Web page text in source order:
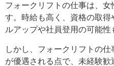
フォークリフトの仕事は、
す。時給も高く、資格の取
ルアップや社員登用の可能性
しかし、フォークリフトの
が優遇される点で、未経験歓